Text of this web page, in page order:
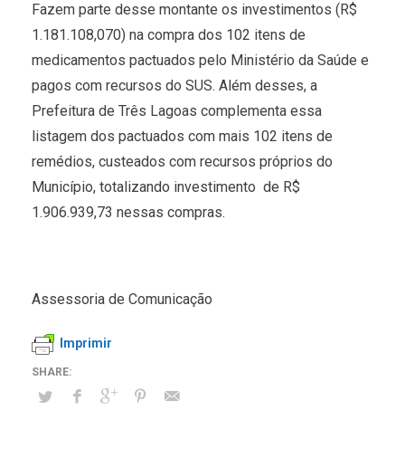
Fazem parte desse montante os investimentos (R$
1.181.108,070) na compra dos 102 itens de
medicamentos pactuados pelo Ministério da Saúde e
pagos com recursos do SUS. Além desses, a
Prefeitura de Três Lagoas complementa essa
listagem dos pactuados com mais 102 itens de
remédios, custeados com recursos próprios do
Município, totalizando investimento de R$
1.906.939,73 nessas compras.
Assessoria de Comunicação
Imprimir